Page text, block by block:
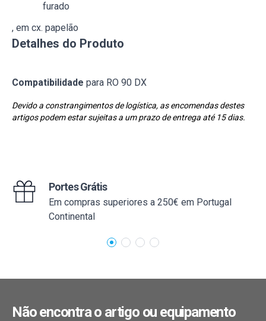
furado
, em cx. papelão
Detalhes do Produto
Compatibilidade para RO 90 DX
Devido a constrangimentos de logística, as encomendas destes
artigos podem estar sujeitas a um prazo de entrega até 15 dias.
Portes Grátis
Em compras superiores a 250€ em Portugal
Continental
Não encontra o artigo ou equipamento